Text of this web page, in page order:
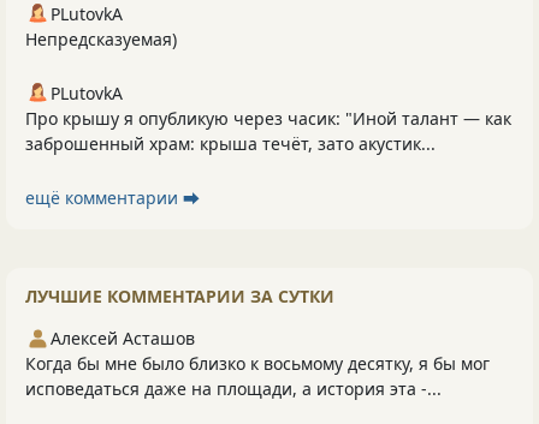
PLutоvkА
Непредсказуемая)
PLutоvkА
Про крышу я опубликую через часик: "Иной талант — как
заброшенный храм: крыша течёт, зато акустик...
ещё комментарии ⮕
ЛУЧШИЕ КОММЕНТАРИИ ЗА СУТКИ
Алексей Асташов
Когда бы мне было близко к восьмому десятку, я бы мог
исповедаться даже на площади, а история эта -...